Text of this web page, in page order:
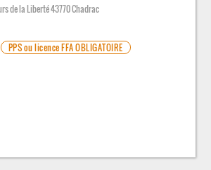
de la Liberté 43770 Chadrac
PPS ou licence FFA OBLIGATOIRE